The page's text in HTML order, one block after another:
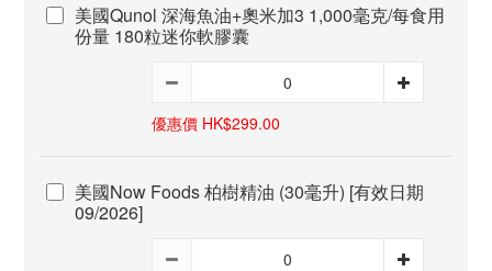
美國Qunol 深海魚油+奧米加3 1,000毫克/每食用
份量 180粒迷你軟膠囊
優惠價 HK$299.00
美國Now Foods 柏樹精油 (30毫升) [有效日期
09/2026]